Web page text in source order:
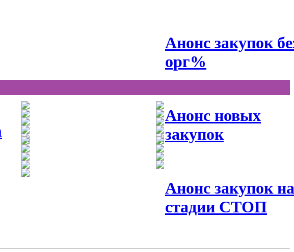
Анонс закупок
орг%
Анонс новых
закупок
Анонс закупок на
стадии СТОП